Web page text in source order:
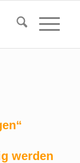
werden